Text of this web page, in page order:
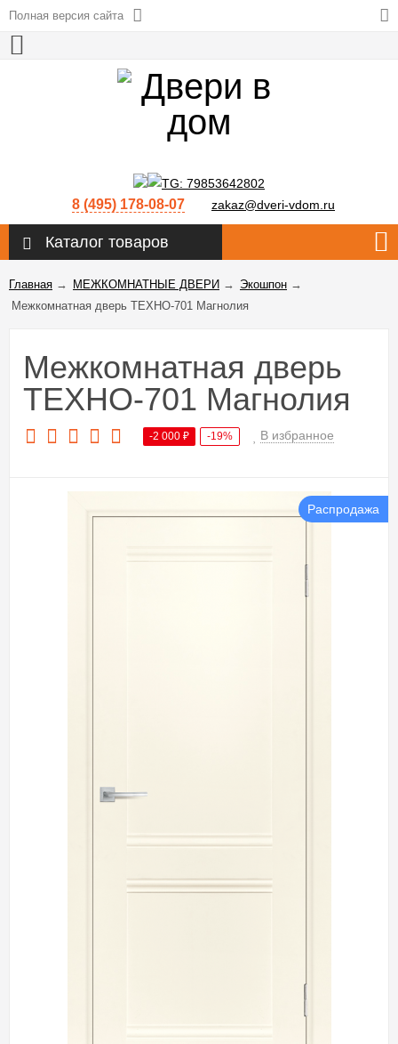
Полная версия сайта
8 (495) 178-08-07 zakaz@dveri-vdom.ru
Каталог товаров
Главная → МЕЖКОМНАТНЫЕ ДВЕРИ → Экошпон →
Межкомнатная дверь ТЕХНО-701 Магнолия
Межкомнатная дверь
ТЕХНО-701 Магнолия
-2 000 ₽ -19% В избранное
Распродажа